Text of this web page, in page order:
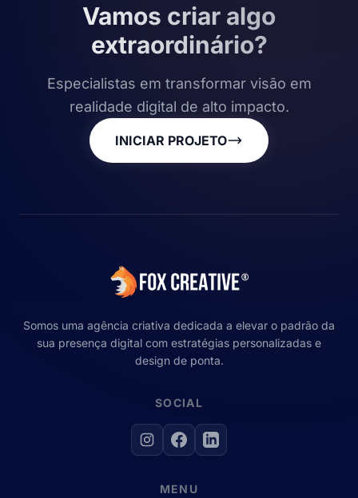
Vamos criar algo
extraordinário?
Especialistas em transformar visão em
realidade digital de alto impacto.
INICIAR PROJETO
Somos uma agência criativa dedicada a elevar o padrão da
sua presença digital com estratégias personalizadas e
design de ponta.
SOCIAL
MENU